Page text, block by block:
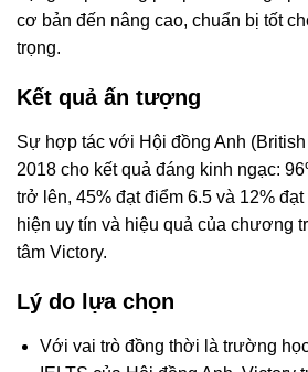
cơ bản đến nâng cao, chuẩn bị tốt
trọng.
Kết quả ấn tượng
Sự hợp tác với Hội đồng Anh
2018 cho kết quả đáng kinh ngạc:
trở lên, 45% đạt điểm 6.5 và 12%
hiện uy tín và hiệu quả của chương
tâm Victory.
Lý do lựa chọn
Với vai trò đồng thời là trường